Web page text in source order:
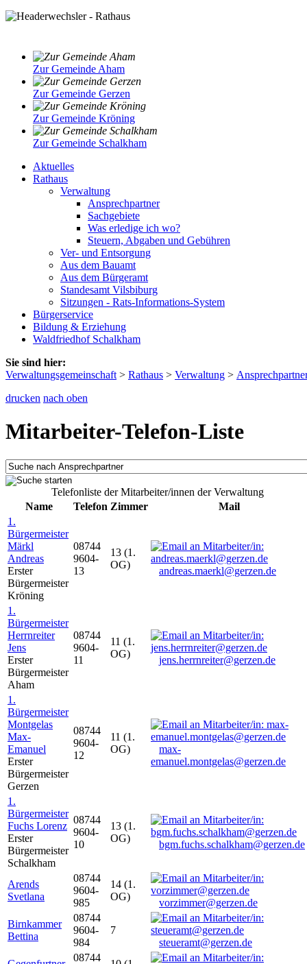
Zur Gemeinde Aham
Zur Gemeinde Gerzen
Zur Gemeinde Kröning
Zur Gemeinde Schalkham
Aktuelles
Rathaus
Verwaltung
Ansprechpartner
Sachgebiete
Was erledige ich wo?
Steuern, Abgaben und Gebühren
Ver- und Entsorgung
Aus dem Bauamt
Aus dem Bürgeramt
Standesamt Vilsbiburg
Sitzungen - Rats-Informations-System
Bürgerservice
Bildung & Erziehung
Waldfriedhof Schalkham
Sie sind hier:
Verwaltungsgemeinschaft > Rathaus > Verwaltung >
drucken nach oben
Mitarbeiter-Telefon-Liste
Telefonliste der Mitarbeiter/innen der Verwaltung
Name
Telefon Zimmer
Mail
1.
Bürgermeister
Märkl
Andreas
Erster
Bürgermeister
Kröning
08744
9604-
13
13 (1.
OG)
andreas.maerkl@gerzen.de
1.
Bürgermeister
Herrnreiter
Jens
Erster
Bürgermeister
Aham
08744
9604-
11
11 (1.
OG)
jens.herrnreiter@gerzen.de
1.
Bürgermeister
Montgelas
Max-
Emanuel
Erster
Bürgermeister
Gerzen
08744
9604-
12
11 (1.
OG)
max-
emanuel.montgelas@gerzen.de
1.
Bürgermeister
Fuchs Lorenz
Erster
Bürgermeister
Schalkham
08744
9604-
10
13 (1.
OG)
bgm.fuchs.schalkham@gerzen.de
Arends
Svetlana
08744
9604-
985
14 (1.
OG)
vorzimmer@gerzen.de
Birnkammer
Bettina
08744
9604-
984
7
steueramt@gerzen.de
08744